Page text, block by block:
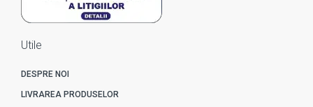
Utile
DESPRE NOI
LIVRAREA PRODUSELOR